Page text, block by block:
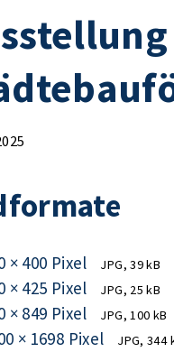
× 400 Pixel JPG, 39 kB
× 425 Pixel JPG, 25 kB
× 849 Pixel JPG, 100 kB
× 1698 Pixel JPG, 344